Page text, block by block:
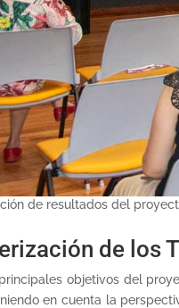
de resultados del
de los
objetivos del
en cuenta la